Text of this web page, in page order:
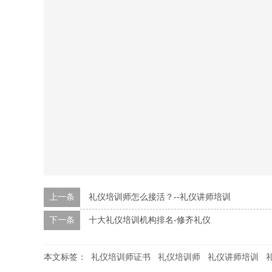
上一条 礼仪培训师怎么接活？--礼仪讲师培训
下一条 十大礼仪培训机构排名-修齐礼仪
本文标签： 礼仪培训师证书 礼仪培训师 礼仪讲师培训